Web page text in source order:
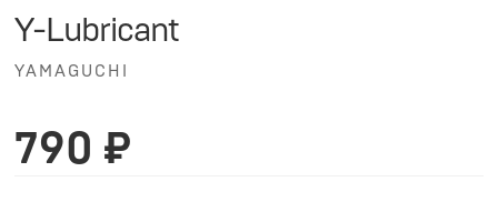
Y-Lubricant
YAMAGUCHI
790 ₽